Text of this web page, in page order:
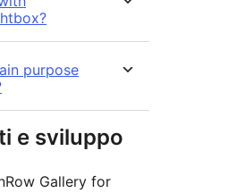
purpose
e sviluppo
Gallery for